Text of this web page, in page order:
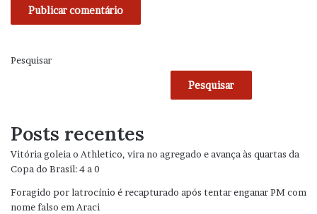
Pesquisar
Pesquisar
Posts recentes
Vitória goleia o Athletico, vira no agregado e avança às quartas da
Copa do Brasil: 4 a 0
Foragido por latrocínio é recapturado após tentar enganar PM com
nome falso em Araci